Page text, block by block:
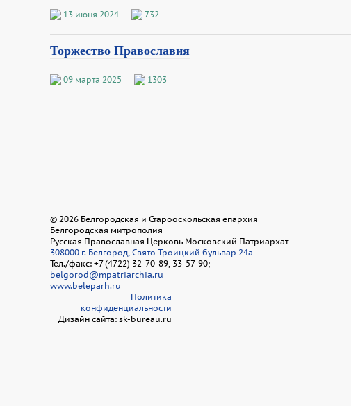
13 июня 2024 732
Торжество Православия
09 марта 2025 1303
© 2026 Белгородская и Старооскольская епархия
Белгородская митрополия
Русская Православная Церковь Московский Патриархат
308000 г. Белгород, Свято-Троицкий бульвар 24а
Тел./факс: +7 (4722) 32-70-89, 33-57-90;
belgorod@mpatriarchia.ru
www.beleparh.ru
Политика
конфиденциальности
Дизайн сайта: sk-bureau.ru